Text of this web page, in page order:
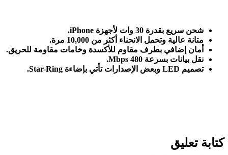
شحن سريع بقدرة 30 وات لأجهزة
متانة عالية وتحمل الانحناء أكثر من 10,000 مرة
.
أمان إضافي بطرف مقاوم للأكسدة وخامات مقاومة للحريق.
نقل بيانات بسرعة 480
تصميم
وبعض الإصدارات تأتي بإضاءة LED.
كتابة تعليق